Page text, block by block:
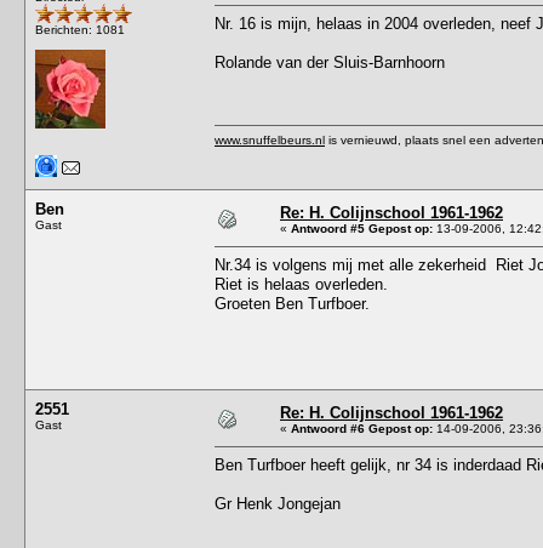
Berichten: 1081 Nr. 16 is mijn, helaas in 2004 overleden, neef
Rolande van der Sluis-Barnhoorn
www.snuffelbeurs.nl is vernieuwd, plaats snel een
Ben
Gast
Re: H. Colijnschool 1961-1962
« Antwoord #5 Gepost op: 13-09-2006,
Nr.34 is volgens mij met alle zekerheid Riet
Riet is helaas overleden.
Groeten Ben Turfboer.
2551
Gast
Re: H. Colijnschool 1961-1962
« Antwoord #6 Gepost op: 14-09-2006,
Ben Turfboer heeft gelijk, nr 34 is inderdaad
Gr Henk Jongejan